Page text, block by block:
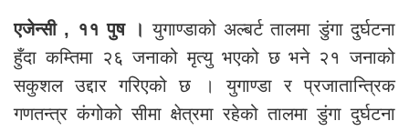
एजेन्सी , ११ पुष । युगाण्डाको अल्बर्ट तालमा डुंगा दुर्घटना
हुँदा कम्तिमा २६ जनाको मृत्यु भएको छ भने २१ जनाको
सकुशल उद्दार गरिएको छ । युगाण्डा र प्रजातान्त्रिक
गणतन्त्र कंगोको सीमा क्षेत्रमा रहेको तालमा डुंगा दुर्घटना